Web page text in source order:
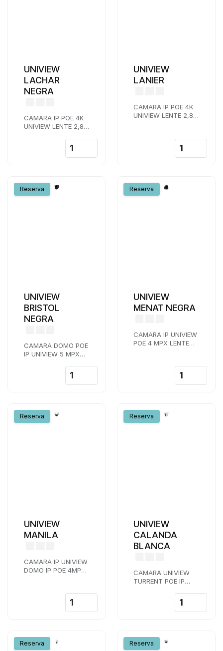
UNIVIEW
LACHAR
NEGRA
CAMARA IP POE 4K
UNIVIEW LENTE 2,8
RANURA MICRO SD
UNIVIEW
LANIER
CAMARA IP POE 4K
UNIVIEW LENTE 2,8
Reserva
UNIVIEW
BRISTOL
NEGRA
CAMARA DOMO POE
IP UNIVIEW 5 MPX
INTEGRADO IA WDR
COLOR NEGRO
Reserva
UNIVIEW
MENAT NEGRA
CAMARA IP UNIVIEW
POE 4 MPX LENTE
MM IR 40 M AUDIO
Reserva
UNIVIEW
MANILA
CAMARA IP UNIVIEW
DOMO IP POE 4MPX
Reserva
UNIVIEW
CALANDA
BLANCA
CAMARA UNIVIEW
TURRENT POE IP
LENTE 2,8 MM IR 30
M COLOR BLANCO
Reserva Reserva